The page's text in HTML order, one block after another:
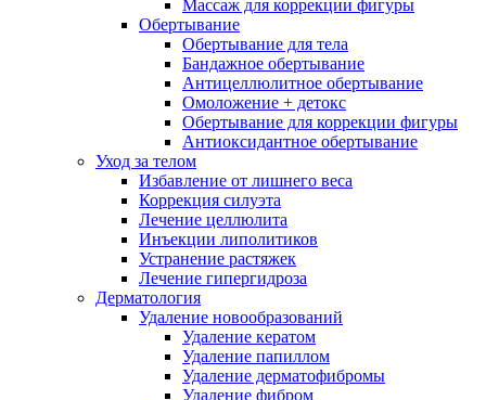
Массаж для коррекции фигуры
Обертывание
Обертывание для тела
Бандажное обертывание
Антицеллюлитное обертывание
Омоложение + детокс
Обертывание для коррекции фигуры
Антиоксидантное обертывание
Уход за телом
Избавление от лишнего веса
Коррекция силуэта
Лечение целлюлита
Инъекции липолитиков
Устранение растяжек
Лечение гипергидроза
Дерматология
Удаление новообразований
Удаление кератом
Удаление папиллом
Удаление дерматофибромы
Удаление фибром